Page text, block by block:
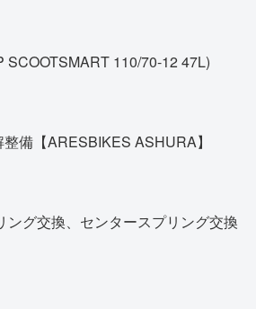
SCOOTSMART 110/70-12 47L)
備【ARESBIKES ASHURA】
ング交換、センタースプリング交換